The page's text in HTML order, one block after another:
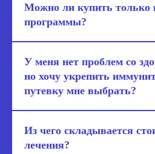
Можно ли купить только
программы?
У меня нет проблем со
но хочу укрепить
путевку мне выбрать?
Из чего складывается
лечения?